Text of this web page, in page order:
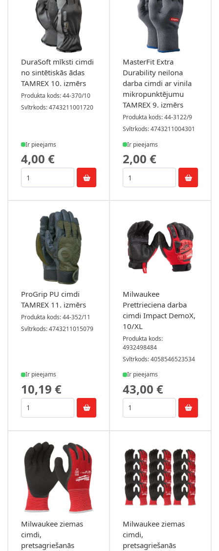
DuraSoft mīksti cimdi
no sintētiskās ādas
TAMREX 10. izmērs
Produkta kods: 44-370/10
Svītrkods: 4743211001720
Ir pieejams
4,00 €
MasterFit Extra
Durability neilona
darba cimdi ar vinila
mikropunktējumu
TAMREX 9. izmērs
Produkta kods: 44-3122/9
Svītrkods: 4743211004301
Ir pieejams
2,00 €
ProGrip PU cimdi
TAMREX 11. izmērs
Produkta kods: 44-352/11
Svītrkods: 4743211015079
Ir pieejams
10,19 €
Milwaukee
Prettrieciena darba
cimdi Impact DemoX,
10/XL
Produkta kods:
4932498484
Svītrkods: 4058546523534
Ir pieejams
43,00 €
Milwaukee ziemas
cimdi,
pretsagriešanās
Milwaukee ziemas
cimdi,
pretsagriešanās